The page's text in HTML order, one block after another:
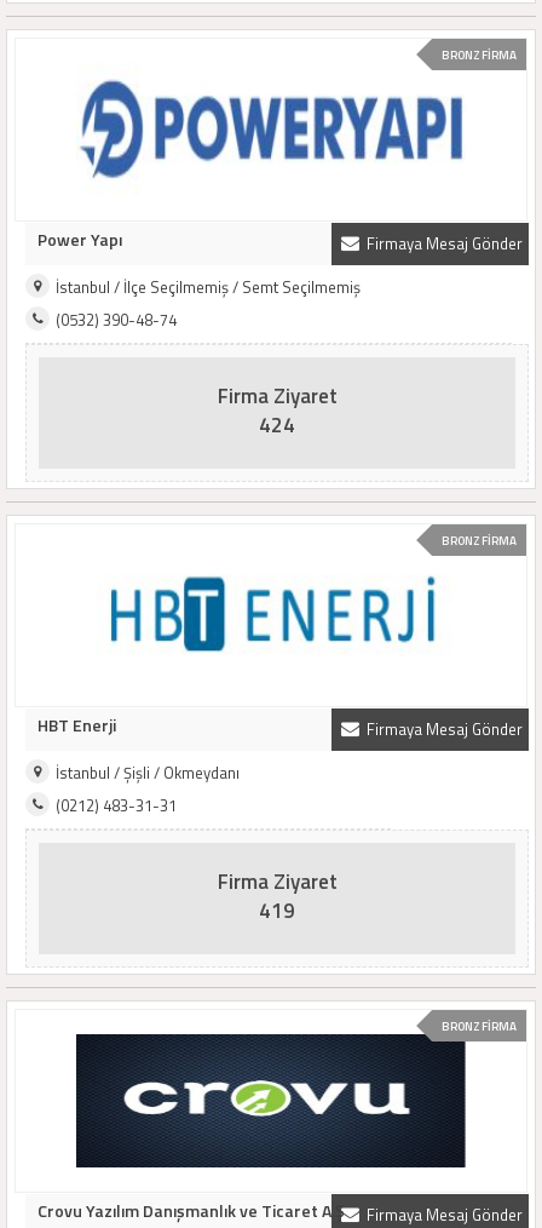
BRONZ FİRMA
Firmaya Mesaj Gönder
Power Yapı
İstanbul / İlçe Seçilmemiş / Semt Seçilmemiş
(0532) 390-48-74
Firma Ziyaret
424
BRONZ FİRMA
Firmaya Mesaj Gönder
HBT Enerji
İstanbul / Şişli / Okmeydanı
(0212) 483-31-31
Firma Ziyaret
419
BRONZ FİRMA
Firmaya Mesaj Gönder
Crovu Yazılım Danışmanlık ve Ticaret A.Ş